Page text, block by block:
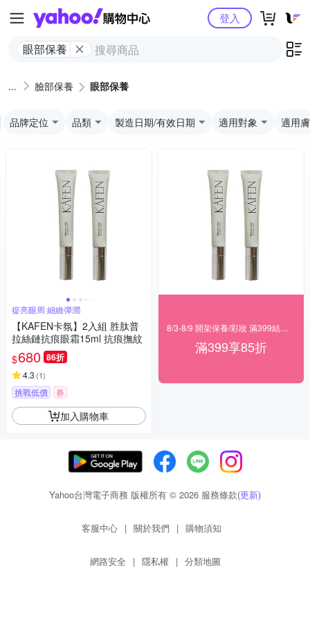
Yahoo購物中心
眼部保養
登入
臉部保養 眼部保養
品牌定位 品類 製造日期/有效日期 適用對象 適用
提亮眼周 細緻彈潤
【KAFEN卡氛】2入組 胜肽普
拉絲鏈抗痕眼霜15ml 抗痕撫紋
$680 86折
4.3 (1)
挑戰低價 券
加入購物車
滿399享85折
Yahoo台灣電子商務 版權所有 © 2026 服務條款(更新)
客服中心 | 關於我們 | 購物須知
網路安全 | 隱私權 | 分類地圖